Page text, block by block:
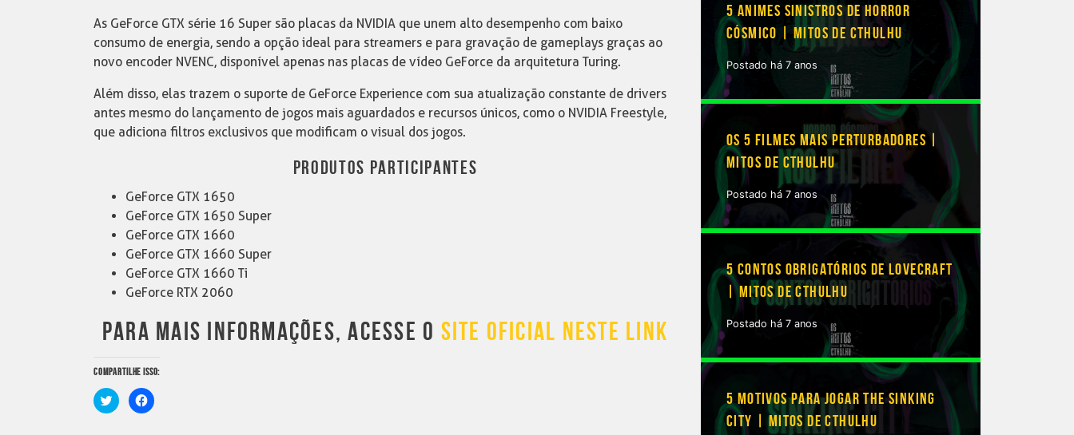
As GeForce GTX série 16 Super são placas da NVIDIA que unem alto desempenho com baixo
consumo de energia, sendo a opção ideal para streamers e para gravação de gameplays graças ao
novo encoder NVENC, disponível apenas nas placas de vídeo GeForce da arquitetura Turing.
Além disso, elas trazem o suporte de GeForce Experience com sua atualização constante de drivers
antes mesmo do lançamento de jogos mais aguardados e recursos únicos, como o NVIDIA Freestyle,
que adiciona filtros exclusivos que modificam o visual dos jogos.
PRODUTOS PARTICIPANTES
GeForce GTX 1650
GeForce GTX 1650 Super
GeForce GTX 1660
GeForce GTX 1660 Super
GeForce GTX 1660 Ti
GeForce RTX 2060
PARA MAIS INFORMAÇÕES, ACESSE O SITE OFICIAL NESTE LINK
COMPARTILHE ISSO:
Clique
para
Clique
para
5 ANIMES SINISTROS DE HORROR
CÓSMICO | MITOS DE CTHULHU
Postado há 7 anos
OS 5 FILMES MAIS PERTURBADORES |
MITOS DE CTHULHU
Postado há 7 anos
5 CONTOS OBRIGATÓRIOS DE LOVECRAFT
| MITOS DE CTHULHU
Postado há 7 anos
5 MOTIVOS PARA JOGAR THE SINKING
CITY | MITOS DE CTHULHU